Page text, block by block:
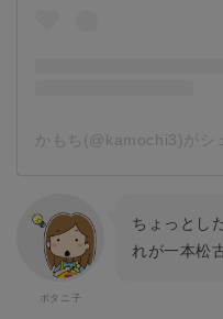
かもち(@kamochi3)がシ
ちょっとし
れが一本松